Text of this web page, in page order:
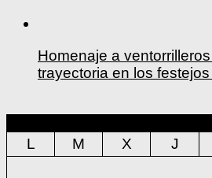
Homenaje a
trayectoria en los
L
M X J